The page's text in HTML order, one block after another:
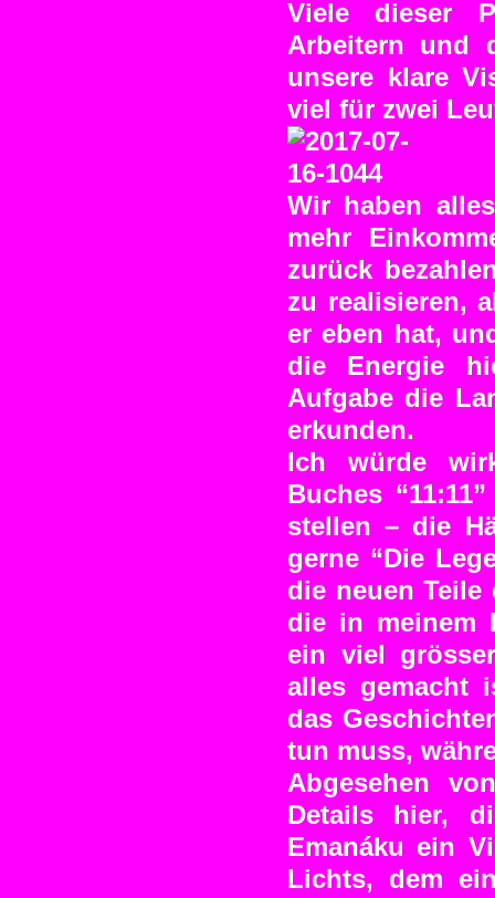
Viele dieser
Arbeitern und
unsere klare
viel für zwei
Wir haben
mehr
zurück
zu realisieren,
er eben hat,
die Energie
Aufgabe die
erkunden.
Ich würde
Buches
stellen – die
gerne “Die
die neuen Teile
die in meinem
ein viel
alles gemacht
das
tun muss,
Abgesehen
Details hier,
Emanáku ein
Lichts, dem